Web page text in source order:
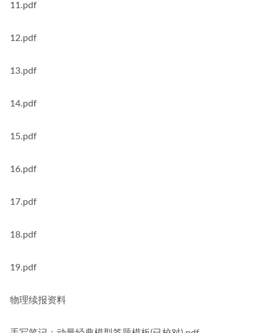
11.pdf
12.pdf
13.pdf
14.pdf
15.pdf
16.pdf
17.pdf
18.pdf
19.pdf
物理续报资料